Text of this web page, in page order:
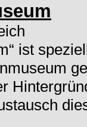
ist